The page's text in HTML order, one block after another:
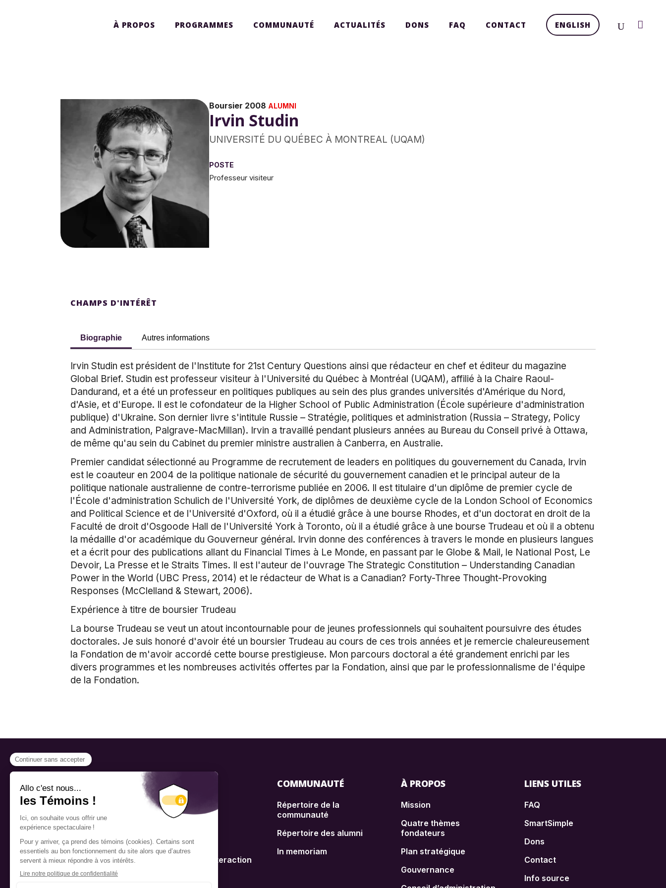
À PROPOS PROGRAMMES COMMUNAUTÉ ACTUALITÉS DONS FAQ CONTACT ENGLISH
Boursier 2008 ALUMNI
Irvin Studin
UNIVERSITÉ DU QUÉBEC À MONTREAL (UQAM)
POSTE
Professeur visiteur
CHAMPS D'INTÉRÊT
Biographie Autres informations
Irvin Studin est président de l'Institute for 21st Century Questions ainsi que rédacteur en chef et éditeur du magazine
Global Brief. Studin est professeur visiteur à l'Université du Québec à Montréal (UQAM), affilié à la Chaire Raoul-
Dandurand, et a été un professeur en politiques publiques au sein des plus grandes universités d'Amérique du Nord,
d'Asie, et d'Europe. Il est le cofondateur de la Higher School of Public Administration (École supérieure d'administration
publique) d'Ukraine. Son dernier livre s'intitule Russie – Stratégie, politiques et administration (Russia – Strategy, Policy
and Administration, Palgrave-MacMillan). Irvin a travaillé pendant plusieurs années au Bureau du Conseil privé à Ottawa,
de même qu'au sein du Cabinet du premier ministre australien à Canberra, en Australie.
Premier candidat sélectionné au Programme de recrutement de leaders en politiques du gouvernement du Canada, Irvin
est le coauteur en 2004 de la politique nationale de sécurité du gouvernement canadien et le principal auteur de la
politique nationale australienne de contre-terrorisme publiée en 2006. Il est titulaire d'un diplôme de premier cycle de
l'École d'administration Schulich de l'Université York, de diplômes de deuxième cycle de la London School of Economics
and Political Science et de l'Université d'Oxford, où il a étudié grâce à une bourse Rhodes, et d'un doctorat en droit de la
Faculté de droit d'Osgoode Hall de l'Université York à Toronto, où il a étudié grâce à une bourse Trudeau et où il a obtenu
la médaille d'or académique du Gouverneur général. Irvin donne des conférences à travers le monde en plusieurs langues
et a écrit pour des publications allant du Financial Times à Le Monde, en passant par le Globe & Mail, le National Post, Le
Devoir, La Presse et le Straits Times. Il est l'auteur de l'ouvrage The Strategic Constitution – Understanding Canadian
Power in the World (UBC Press, 2014) et le rédacteur de What is a Canadian? Forty-Three Thought-Provoking
Responses (McClelland & Stewart, 2006).
Expérience à titre de boursier Trudeau
La bourse Trudeau se veut un atout incontournable pour de jeunes professionnels qui souhaitent poursuivre des études
doctorales. Je suis honoré d'avoir été un boursier Trudeau au cours de ces trois années et je remercie chaleureusement
la Fondation de m'avoir accordé cette bourse prestigieuse. Mon parcours doctoral a été grandement enrichi par les
divers programmes et les nombreuses activités offertes par la Fondation, ainsi que par le professionnalisme de l'équipe
de la Fondation.
Nous reconnaissons
bureaux de la Fondation Pierre
Elliott Trudeau sont situés sur le
territoire traditionnel de la nation
Kanien’kehá:ka (Mohawk), un
endroit qui a longtemps servi de
lieu de rencontre et d’échange
PROGRAMMES
Bourse
Mentorat
Programme d’interaction
COMMUNAUTÉ
Répertoire de la
communauté
Répertoire des alumni
In memoriam
À PROPOS
Mission
Quatre thèmes
fondateurs
Plan stratégique
Gouvernance
LIENS UTILES
FAQ
SmartSimple
Dons
Contact
Info source